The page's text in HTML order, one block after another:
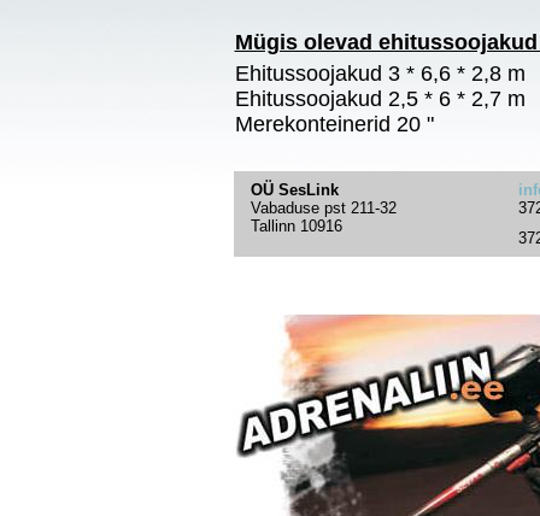
Mügis olevad
Ehitussoojakud 3 * 6,6 * 2,8 m
Ehitussoojakud 2,5 * 6 * 2,7 m
Merekonteinerid 20 "
OÜ SesLink
Vabaduse pst 211-32
Tallinn 10916